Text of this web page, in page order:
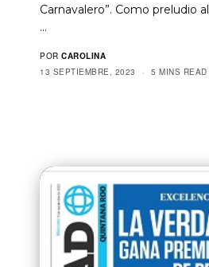
Carnavalero”. Como preludio
…
POR CAROLINA
13 SEPTIEMBRE, 2023
5 MINS READ